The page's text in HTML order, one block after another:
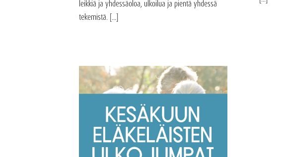
leikkiä ja yhdessäoloa, ulkoilua ja pientä yhdessä
tekemistä. [...]